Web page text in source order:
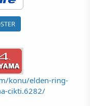
konu/elden-ring-
cikti.6282/